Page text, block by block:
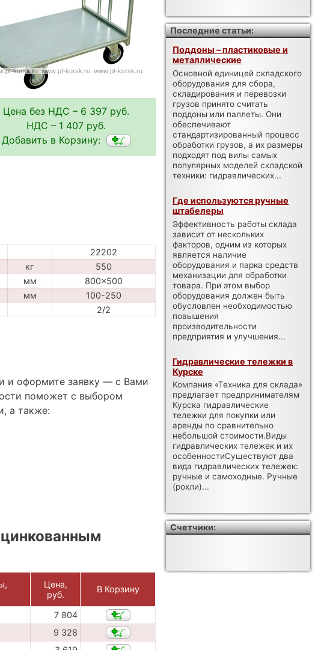
Цена без НДС – 6 397 руб.
НДС – 1 407 руб.
Добавить в Корзину:
22202
кг
550
мм
800x500
мм
100-250
2/2
и оформите заявку — с Вами
поможет с выбором
а также:
Цена,
руб.
В Корзину
7 804
9 328
Последние статьи:
Поддоны – пластиковые и
металлические
Основной единицей складского
оборудования для сбора,
складирования и перевозки
грузов принято считать
поддоны или паллеты. Они
обеспечивают
стандартизированный процесс
обработки грузов, а их размеры
подходят под вилы самых
популярных моделей складской
техники: гидравлических...
Где используются ручные
штабелеры
Эффективность работы склада
зависит от нескольких
факторов, одним из которых
является наличие
оборудования и парка средств
механизации для обработки
товара. При этом выбор
оборудования должен быть
обусловлен необходимостью
повышения
производительности
предприятия и улучшения...
Гидравлические тележки в
Курске
Компания «Техника для склада»
предлагает предпринимателям
Курска гидравлические
тележки для покупки или
аренды по сравнительно
небольшой стоимости.Виды
гидравлических тележек и их
особенностиСуществуют два
вида гидравлических тележек:
ручные и самоходные. Ручные
(рохли)...
Счетчики: